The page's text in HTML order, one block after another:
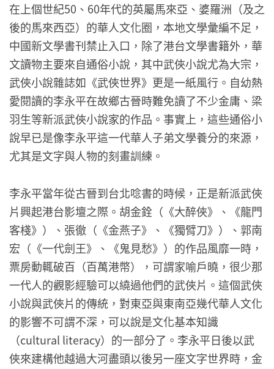
在上個世紀50、60年代的英屬馬來亞、婆羅洲（及之
後的馬來西亞）的華人文化圈，本地文學彙編不足，
中國新文學書刊禁止入口，除了港台文學書籍外，華
文讀物主要來自通俗小說，其中武俠小說尤為大宗，
武俠小說雜誌如《武俠世界》更是一紙風行。自幼熱
愛閱讀的李永平在故鄉古晉時難免讀了不少金庸、梁
羽生等新派武俠小說家的作品。事實上，這些通俗小
說早已是像李永平這一代華人子弟文學養分的來源，
尤其是文字與人物的刻畫訓練。
李永平當年從古晉到台北唸書的時候，正是新派武俠
片興起港台影壇之際。胡金銓（《大醉俠》、《龍門
客棧》）、張徹（《金燕子》、《獨臂刀》）、郭南
宏（《一代劍王》、《鬼見愁》）的作品風靡一時，
票房動輒破百（百萬港幣），可謂家喻戶曉，很少那
一代人的觀影經驗可以繞過他們的武俠片。這個武俠
小說與武俠片的傳統，對東亞與東南亞幾代華人文化
的影響不可謂不深，可以說是文化基本知識
（cultural literacy）的一部分了。李永平日後以武
俠來建構他越過大河盡頭以後另一座文字世界時，金